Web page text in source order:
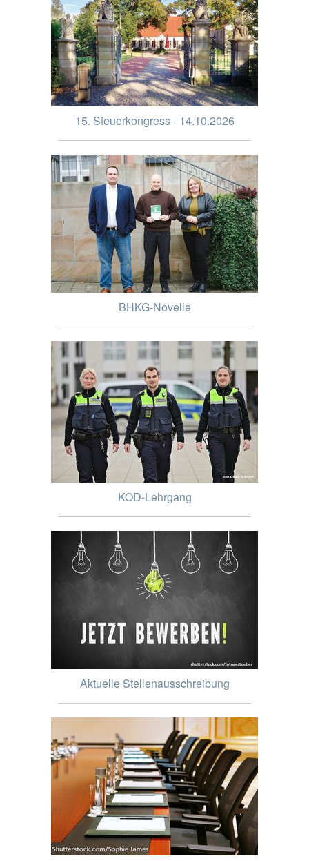
15. Steuerkongress - 14.10.2026
BHKG-Novelle
KOD-Lehrgang
Aktuelle Stellenausschreibung